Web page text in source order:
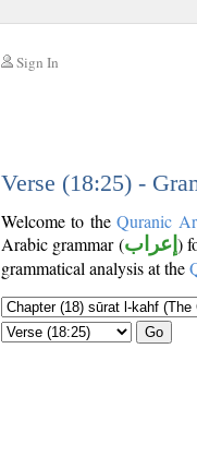
Sign In
Verse (18:25) -
Welcome to theQuranic
Arabic grammar (إعراب )
grammatical analysis at the
Go